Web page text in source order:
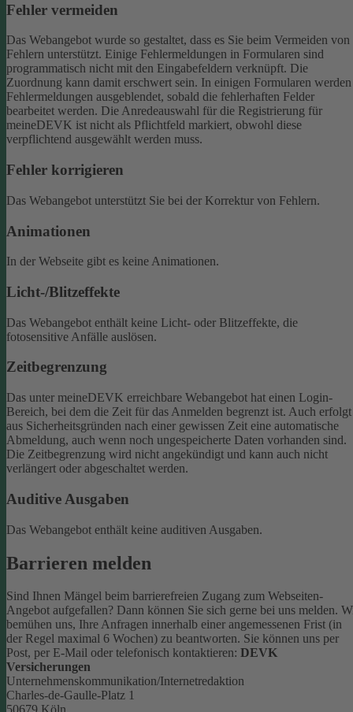
Fehler vermeiden
Das Webangebot wurde so gestaltet, dass es Sie beim Vermeiden von
Fehlern unterstützt. Einige Fehlermeldungen in Formularen sind
programmatisch nicht mit den Eingabefeldern verknüpft. Die
Zuordnung kann damit erschwert sein. In einigen Formularen werden
Fehlermeldungen ausgeblendet, sobald die fehlerhaften Felder
bearbeitet werden. Die Anredeauswahl für die Registrierung für
meineDEVK ist nicht als Pflichtfeld markiert, obwohl diese
verpflichtend ausgewählt werden muss.
Fehler korrigieren
Das Webangebot unterstützt Sie bei der Korrektur von Fehlern.
Animationen
In der Webseite gibt es keine Animationen.
Licht-/Blitzeffekte
Das Webangebot enthält keine Licht- oder Blitzeffekte, die
fotosensitive Anfälle auslösen.
Zeitbegrenzung
Das unter meineDEVK erreichbare Webangebot hat einen Login-
Bereich, bei dem die Zeit für das Anmelden begrenzt ist. Auch erfolgt
aus Sicherheitsgründen nach einer gewissen Zeit eine automatische
Abmeldung, auch wenn noch ungespeicherte Daten vorhanden sind.
Die Zeitbegrenzung wird nicht angekündigt und kann auch nicht
verlängert oder abgeschaltet werden.
Auditive Ausgaben
Das Webangebot enthält keine auditiven Ausgaben.
Barrieren melden
Sind Ihnen Mängel beim barrierefreien Zugang zum Webseiten-
Angebot aufgefallen? Dann können Sie sich gerne bei uns melden.
bemühen uns, Ihre Anfragen innerhalb einer angemessenen Frist (in
der Regel maximal 6 Wochen) zu beantworten. Sie können uns per
Post, per E-Mail oder telefonisch kontaktieren: DEVK
Versicherungen
Unternehmenskommunikation/Internetredaktion
Charles-de-Gaulle-Platz 1